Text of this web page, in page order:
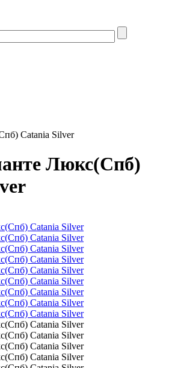
Catania Silver
Люкс(Спб)